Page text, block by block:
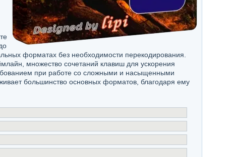
форматах без необходимости перекодирования.
множество сочетаний клавиш для ускорения
при работе со сложными и насыщенными
большинство основных форматов, благодаря ему